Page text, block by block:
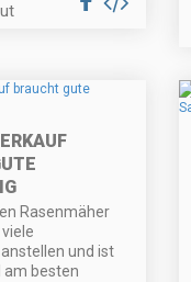
Rasenmäher
und ist
am besten